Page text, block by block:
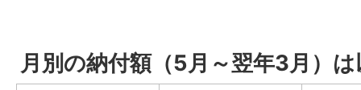
月別の納付額（5月～翌年3月）